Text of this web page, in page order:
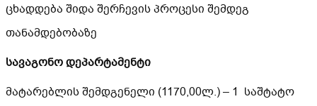
ცხადდება შიდა შერჩევის პროცესი შემდეგ
თანამდებობაზე
სავაგონო დეპარტამენტი
მატარებლის შემდგენელი (1170,00ლ.) – 1 საშტატო